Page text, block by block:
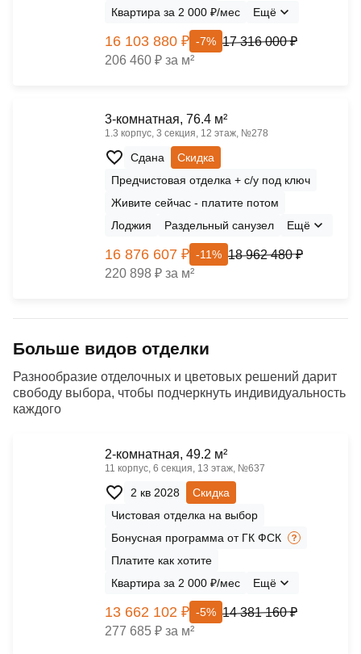
Квартира за 2 000 ₽/мес
Ещё
16 103 880 ₽ -7% 17 316 000 ₽
206 460 ₽ за м²
3-комнатная, 76.4 м²
1.3 корпус, 3 секция, 12 этаж, №278
Сдана
Скидка
Предчистовая отделка + с/у под ключ
Живите сейчас - платите потом
Лоджия
Раздельный санузел Ещё
16 876 607 ₽ -11% 18 962 480 ₽
220 898 ₽ за м²
Больше видов отделки
Разнообразие отделочных и цветовых решений дарит
свободу выбора, чтобы подчеркнуть индивидуальность
каждого
2-комнатная, 49.2 м²
11 корпус, 6 секция, 13 этаж, №637
2 кв 2028
Скидка
Чистовая отделка на выбор
Бонусная программа от ГК ФСК
Платите как хотите
Квартира за 2 000 ₽/мес
Ещё
13 662 102 ₽ -5% 14 381 160 ₽
277 685 ₽ за м²